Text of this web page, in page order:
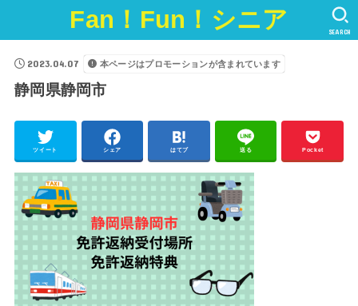
Fan！Fun！シニア SEARCH
2023.04.07 本ページはプロモーションが含まれています
静岡県静岡市
ツイート シェア はてブ 送る Pocket